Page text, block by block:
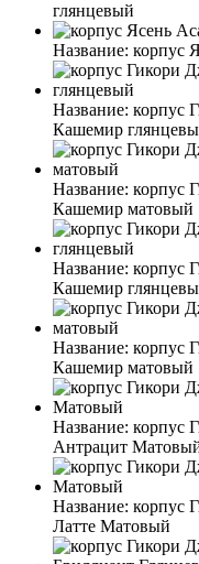
глянцевый
Название: корпус
Название: корпус
Кашемир
Название: корпус
Кашемир матовый
Название: корпус
Кашемир
Название: корпус
Кашемир матовый
Название: корпус
Антрацит
Название: корпус
Латте Матовый